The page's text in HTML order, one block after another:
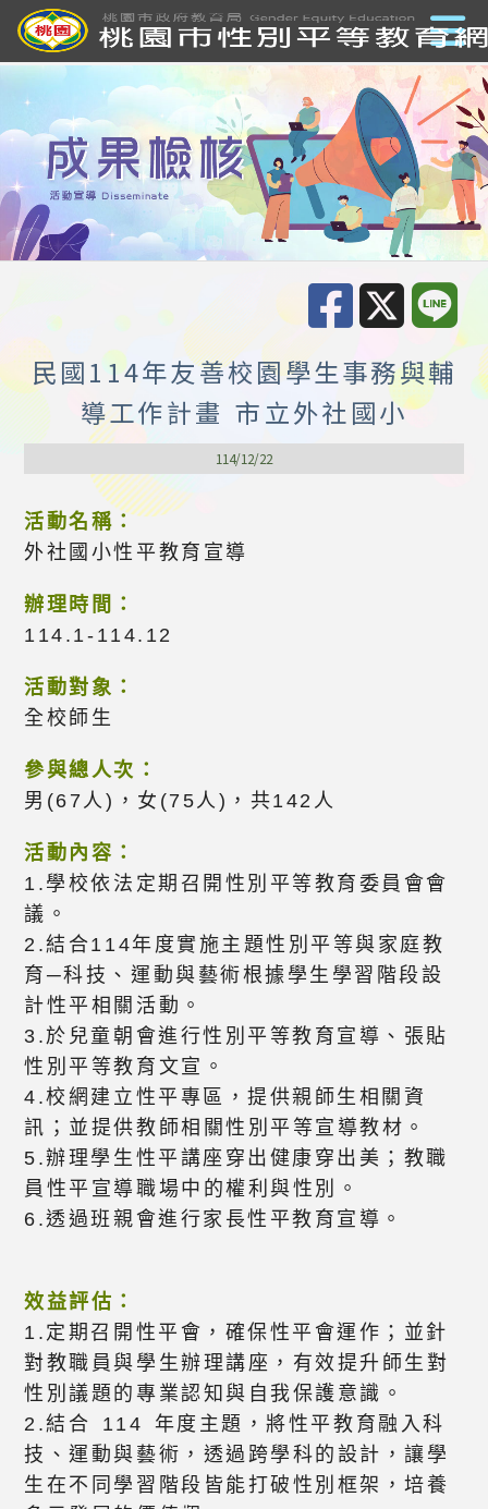
民國114年友善校園學生事務與輔
導工作計畫 市立外社國小
114/12/22
活動名稱：
外社國小性平教育宣導
辦理時間：
114.1-114.12
活動對象：
全校師生
參與總人次：
男(67人)，女(75人)，共142人
活動內容：
1.學校依法定期召開性別平等教育委員會會
議。
2.結合114年度實施主題性別平等與家庭教
育─科技、運動與藝術根據學生學習階段設
計性平相關活動。
3.於兒童朝會進行性別平等教育宣導、張貼
性別平等教育文宣。
4.校網建立性平專區，提供親師生相關資
訊；並提供教師相關性別平等宣導教材。
5.辦理學生性平講座穿出健康穿出美；教職
員性平宣導職場中的權利與性別。
6.透過班親會進行家長性平教育宣導。
效益評估：
1.定期召開性平會，確保性平會運作；並針
對教職員與學生辦理講座，有效提升師生對
性別議題的專業認知與自我保護意識。
2.結合 114 年度主題，將性平教育融入科
技、運動與藝術，透過跨學科的設計，讓學
生在不同學習階段皆能打破性別框架，培養